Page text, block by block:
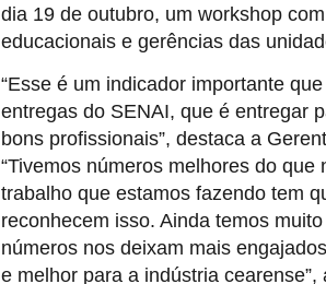
dia 19 de outubro, um workshop
educacionais e gerências das
“Esse é um indicador importante
entregas do SENAI, que é entregar
bons profissionais”, destaca a
“Tivemos números melhores do
trabalho que estamos fazendo tem
reconhecem isso. Ainda temos
números nos deixam mais
e melhor para a indústria cearense”,